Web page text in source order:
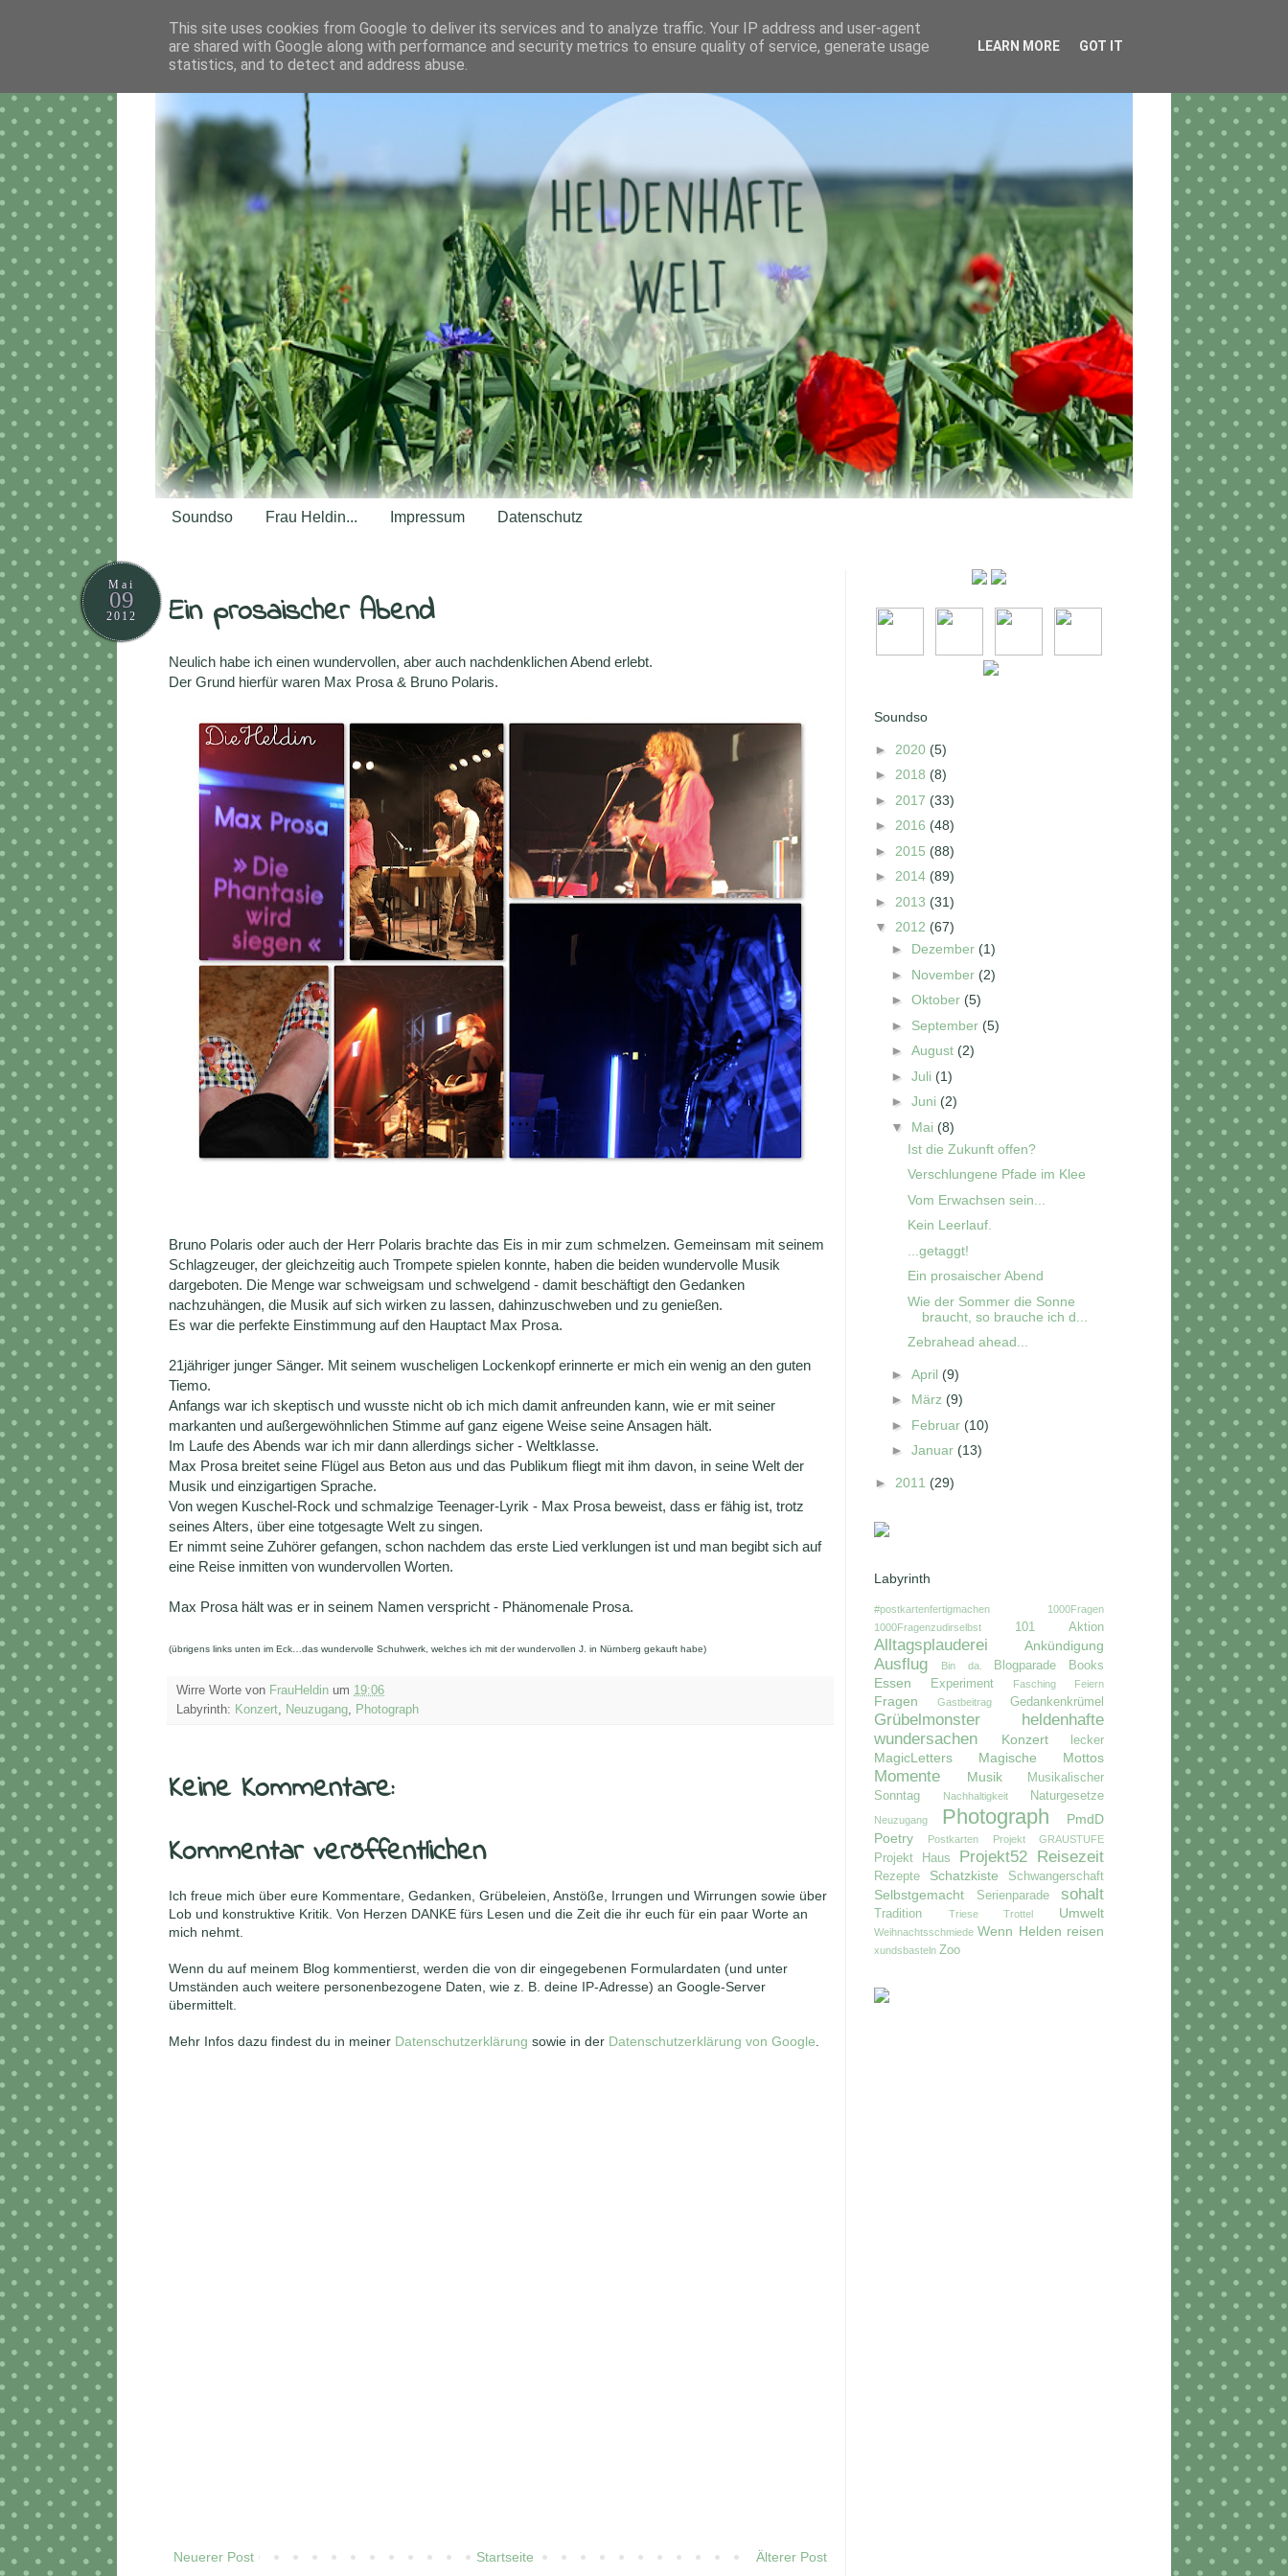
Soundso Frau Heldin... Impressum Datenschutz
Mai
09
2012 Ein prosaischer Abend
Neulich habe ich einen wundervollen, aber auch nachdenklichen Abend erlebt.
Der Grund hierfür waren Max Prosa & Bruno Polaris.
Bruno Polaris oder auch der Herr Polaris brachte das Eis in mir zum schmelzen. Gemeinsam mit seinem
Schlagzeuger, der gleichzeitig auch Trompete spielen konnte, haben die beiden wundervolle Musik
dargeboten. Die Menge war schweigsam und schwelgend - damit beschäftigt den Gedanken
nachzuhängen, die Musik auf sich wirken zu lassen, dahinzuschweben und zu genießen.
Es war die perfekte Einstimmung auf den Hauptact Max Prosa.
21jähriger junger Sänger. Mit seinem wuscheligen Lockenkopf erinnerte er mich ein wenig an den guten
Tiemo.
Anfangs war ich skeptisch und wusste nicht ob ich mich damit anfreunden kann, wie er mit seiner
markanten und außergewöhnlichen Stimme auf ganz eigene Weise seine Ansagen hält.
Im Laufe des Abends war ich mir dann allerdings sicher - Weltklasse.
Max Prosa breitet seine Flügel aus Beton aus und das Publikum fliegt mit ihm davon, in seine Welt der
Musik und einzigartigen Sprache.
Von wegen Kuschel-Rock und schmalzige Teenager-Lyrik - Max Prosa beweist, dass er fähig ist, trotz
seines Alters, über eine totgesagte Welt zu singen.
Er nimmt seine Zuhörer gefangen, schon nachdem das erste Lied verklungen ist und man begibt sich auf
eine Reise inmitten von wundervollen Worten.
Max Prosa hält was er in seinem Namen verspricht - Phänomenale Prosa.
(übrigens links unten im Eck…das wundervolle Schuhwerk, welches ich mit der wundervollen J. in Nürnberg gekauft habe)
Wirre Worte von FrauHeldin um 19:06
Labyrinth: Konzert Neuzugang Photograph
Keine Kommentare:
Kommentar veröffentlichen
Ich freue mich über eure Kommentare, Gedanken, Grübeleien, Anstöße, Irrungen und Wirrungen sowie über
Lob und konstruktive Kritik. Von Herzen DANKE fürs Lesen und die Zeit die ihr euch für ein paar Worte an
mich nehmt.
Wenn du auf meinem Blog kommentierst, werden die von dir eingegebenen Formulardaten (und unter
Umständen auch weitere personenbezogene Daten, wie z. B. deine IP-Adresse) an Google-Server
übermittelt.
Mehr Infos dazu findest du in meiner Datenschutzerklärung sowie in der Datenschutzerklärung von Google
Neuerer Post Älterer Post
Startseite
Soundso
► 2020 (5)
► 2018 (8)
► 2017 (33)
► 2016 (48)
► 2015 (88)
► 2014 (89)
► 2013 (31)
▼ 2012 (67)
► Dezember (1)
► November (2)
► Oktober (5)
► September (5)
► August (2)
► Juli (1)
► Juni (2)
▼ Mai (8)
Ist die Zukunft offen?
Verschlungene Pfade im Klee
Vom Erwachsen sein...
Kein Leerlauf.
...getaggt!
Ein prosaischer Abend
Wie der Sommer die Sonne
braucht, so brauche ich d...
Zebrahead ahead...
► April (9)
► März (9)
► Februar (10)
► Januar (13)
► 2011 (29)
Labyrinth
#postkartenfertigmachen
1000Fragen
1000Fragenzudirselbst
101 Aktion
Alltagsplauderei Ankündigung
Ausflug Bin da. Blogparade Books
Essen Experiment Fasching Feiern
Fragen Gastbeitrag Gedankenkrümel
Grübelmonster
heldenhafte
wundersachen
Konzert lecker
MagicLetters Magische Mottos
Momente Musik
Musikalischer
Sonntag
Nachhaltigkeit Naturgesetze
Neuzugang Photograph
PmdD
Poetry
Postkarten Projekt GRAUSTUFE
Projekt Haus Projekt52 Reisezeit
Rezepte Schatzkiste Schwangerschaft
Selbstgemacht Serienparade sohalt
Tradition Triese Trottel Umwelt
Weihnachtsschmiede Wenn Helden reisen
xundsbasteln Zoo
This site uses cookies from Google to deliver its services and to analyze traffic. Your IP address and user-agent
are shared with Google along with performance and security metrics to ensure quality of service, generate usage
statistics, and to detect and address abuse.
LEARN MORE GOT IT